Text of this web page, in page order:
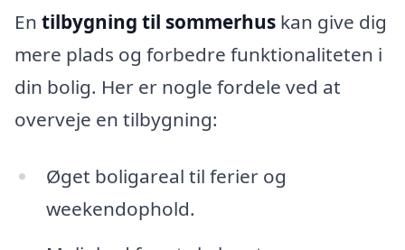
En tilbygning til sommerhus kan give dig
mere plads og forbedre funktionaliteten i
din bolig. Her er nogle fordele ved at
overveje en tilbygning:
Øget boligareal til ferier og
weekendophold.